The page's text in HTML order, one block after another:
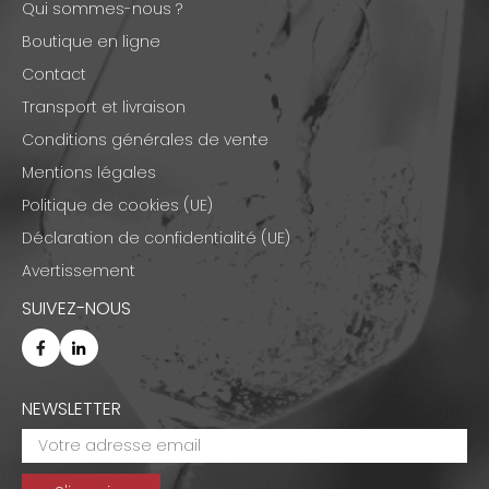
Qui sommes-nous ?
Boutique en ligne
Contact
Transport et livraison
Conditions générales de vente
Mentions légales
Politique de cookies (UE)
Déclaration de confidentialité (UE)
Avertissement
SUIVEZ-NOUS
NEWSLETTER